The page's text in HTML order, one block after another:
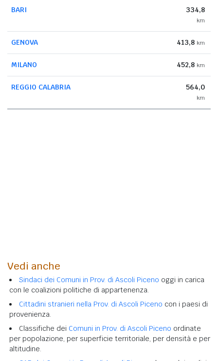
BARI 334,8
km
GENOVA 413,8 km
MILANO 452,8 km
REGGIO CALABRIA 564,0
km
Vedi anche
Sindaci dei Comuni in Prov. di Ascoli Piceno oggi in carica
con le coalizioni politiche di appartenenza.
Cittadini stranieri nella Prov. di Ascoli Piceno con i paesi di
provenienza.
Classifiche dei Comuni in Prov. di Ascoli Piceno ordinate
per popolazione, per superficie territoriale, per densità e per
altitudine.